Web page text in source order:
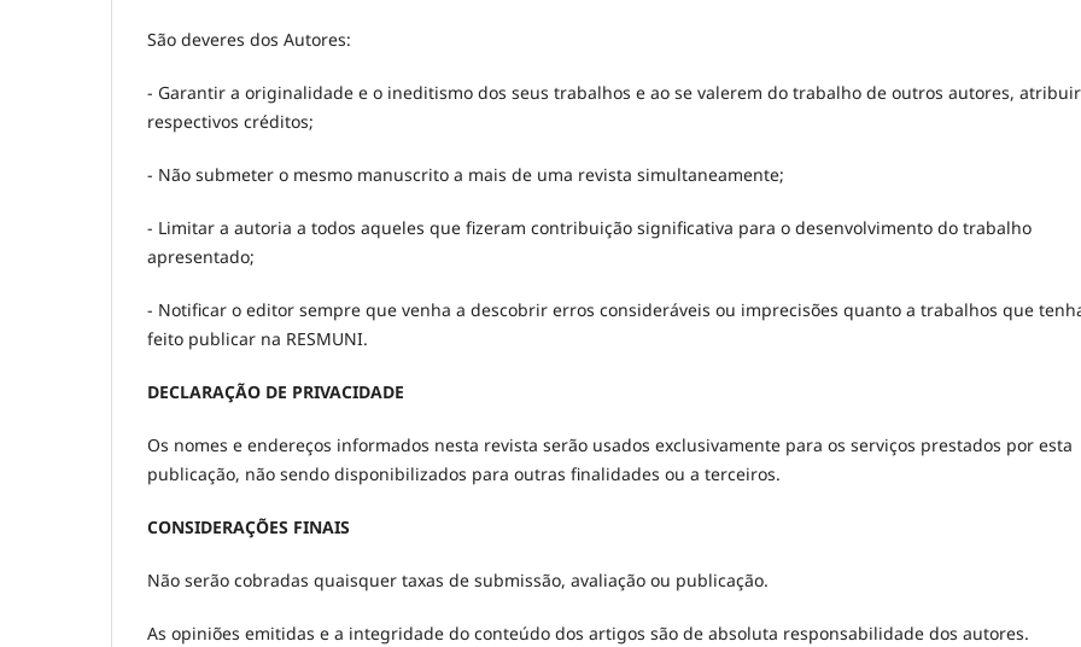
São deveres dos Autores:
- Garantir a originalidade e o ineditismo dos seus trabalhos e ao se valerem do trabalho de outros autores,
respectivos créditos;
- Não submeter o mesmo manuscrito a mais de uma revista simultaneamente;
- Limitar a autoria a todos aqueles que fizeram contribuição significativa para o desenvolvimento do trabalho
apresentado;
- Notificar o editor sempre que venha a descobrir erros consideráveis ou imprecisões quanto a trabalhos que
feito publicar na RESMUNI.
DECLARAÇÃO DE PRIVACIDADE
Os nomes e endereços informados nesta revista serão usados exclusivamente para os serviços prestados por esta
publicação, não sendo disponibilizados para outras finalidades ou a terceiros.
CONSIDERAÇÕES FINAIS
Não serão cobradas quaisquer taxas de submissão, avaliação ou publicação.
As opiniões emitidas e a integridade do conteúdo dos artigos são de absoluta responsabilidade dos autores.